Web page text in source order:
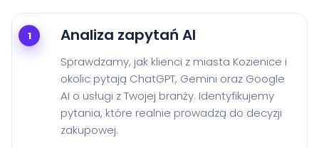
1 Analiza zapytań AI
Sprawdzamy, jak klienci z miasta Kozienice i
okolic pytają ChatGPT, Gemini oraz Google
AI o usługi z Twojej branży. Identyfikujemy
pytania, które realnie prowadzą do decyzji
zakupowej.